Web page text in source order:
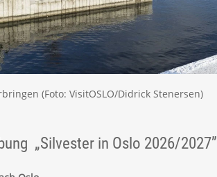
(Foto: VisitOSLO/Didrick Stenersen)
„Silvester in Oslo 2026/2027”